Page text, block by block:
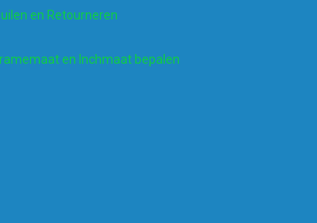
en Retourneren
en Inchmaat bepalen